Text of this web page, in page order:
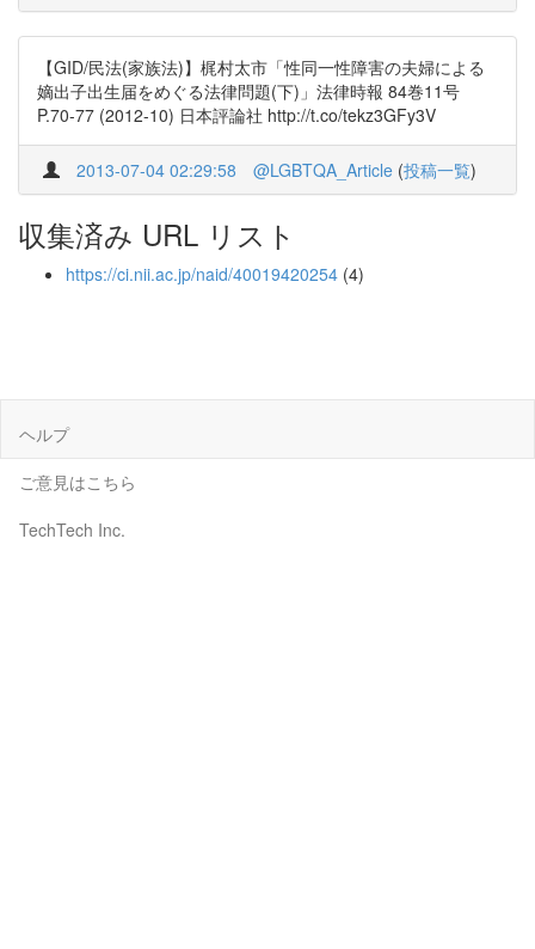
【GID/民法(家族法)】梶村太市「性同一性障害の夫婦による
嫡出子出生届をめぐる法律問題(下)」法律時報 84巻11号
P.70-77 (2012-10) 日本評論社 http://t.co/tekz3GFy3V
2013-07-04 02:29:58 @LGBTQA_Article (投稿一覧)
収集済み URL リスト
https://ci.nii.ac.jp/naid/40019420254 (4)
ヘルプ
ご意見はこちら
TechTech Inc.